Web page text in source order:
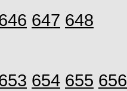
647 648
654 655 656